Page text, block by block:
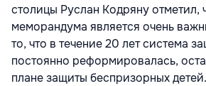
столицы Руслан Кодряну отметил,
меморандума является очень
то, что в течение 20 лет система
постоянно реформировалась,
плане защиты беспризорных